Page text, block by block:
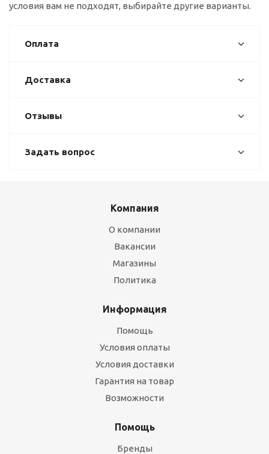
условия вам не подходят, выбирайте другие варианты.
Оплата
Доставка
Отзывы
Задать вопрос
Компания
О компании
Вакансии
Магазины
Политика
Информация
Помощь
Условия оплаты
Условия доставки
Гарантия на товар
Возможности
Помощь
Бренды